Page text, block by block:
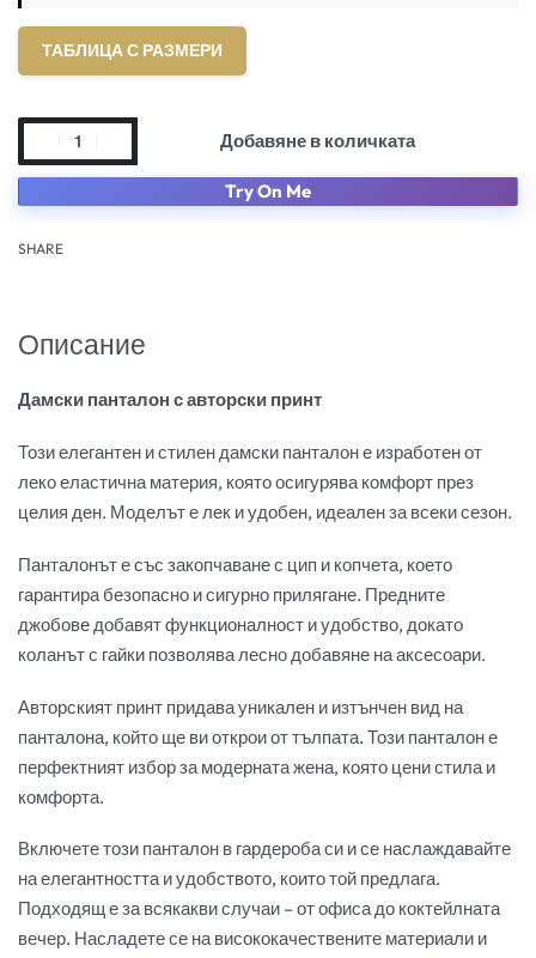
ТАБЛИЦА С РАЗМЕРИ
Добавяне в количката
Try On Me
SHARE
Описание
Дамски панталон с авторски принт
Този елегантен и стилен дамски панталон е изработен от
леко еластична материя, която осигурява комфорт през
целия ден. Моделът е лек и удобен, идеален за всеки сезон.
Панталонът е със закопчаване с цип и копчета, което
гарантира безопасно и сигурно прилягане. Предните
джобове добавят функционалност и удобство, докато
коланът с гайки позволява лесно добавяне на аксесоари.
Авторският принт придава уникален и изтънчен вид на
панталона, който ще ви открои от тълпата. Този панталон е
перфектният избор за модерната жена, която цени стила и
комфорта.
Включете този панталон в гардероба си и се наслаждавайте
на елегантността и удобството, които той предлага.
Подходящ е за всякакви случаи – от офиса до коктейлната
вечер. Насладете се на висококачествените материали и